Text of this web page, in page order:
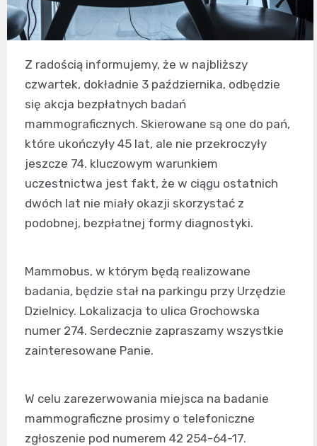
Z radością informujemy, że w najbliższy
czwartek, dokładnie 3 października, odbędzie
się akcja bezpłatnych badań
mammograficznych. Skierowane są one do pań,
które ukończyły 45 lat, ale nie przekroczyły
jeszcze 74. kluczowym warunkiem
uczestnictwa jest fakt, że w ciągu ostatnich
dwóch lat nie miały okazji skorzystać z
podobnej, bezpłatnej formy diagnostyki.
Mammobus, w którym będą realizowane
badania, będzie stał na parkingu przy Urzędzie
Dzielnicy. Lokalizacja to ulica Grochowska
numer 274. Serdecznie zapraszamy wszystkie
zainteresowane Panie.
W celu zarezerwowania miejsca na badanie
mammograficzne prosimy o telefoniczne
zgłoszenie pod numerem 42 254-64-17.